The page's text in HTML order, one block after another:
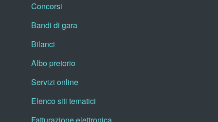
Concorsi
Bandi di gara
Bilanci
Albo pretorio
Servizi online
Elenco siti tematici